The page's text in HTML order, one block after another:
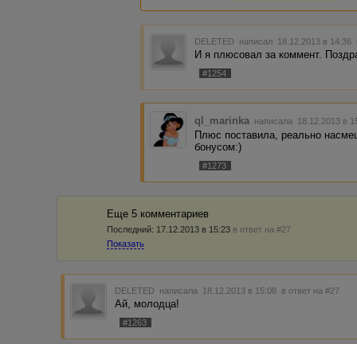
DELETED написал 18.12.2013 в 14:36
И я плюсовал за коммент.
#1254
ql_marinka написала 18.12.2013 в
Плюс поставила, реально
бонусом:)
#1273
Еще 5 комментариев
Последний: 17.12.2013 в 15:23 в ответ на #27
Показать
DELETED написала 18.12.2013 в 15:08 в ответ на #27
Ай, молодца!
#1263